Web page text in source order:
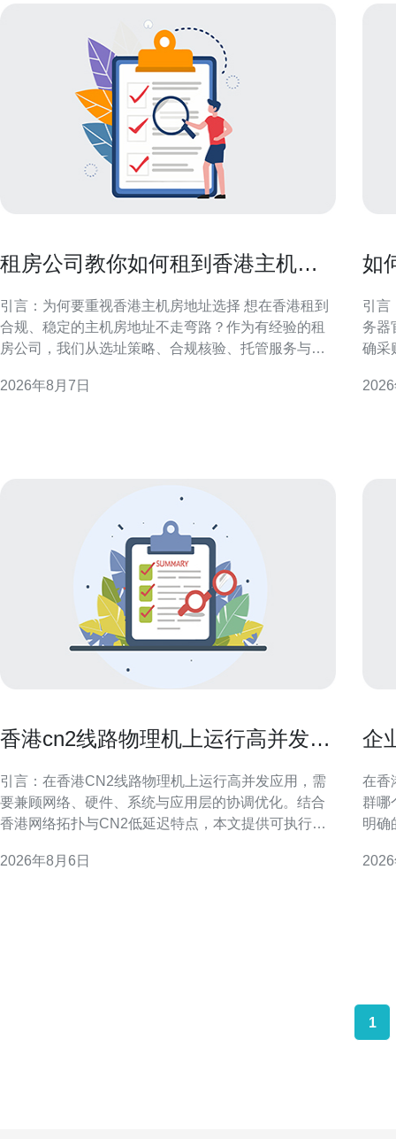
租房公司教你如何租到香港主机房
引言：为何要重视香港主机房地址选择 想在香港租到
合规、稳定的主机房地址不走弯路？作为有经验的租
房公司，我们从选址策略、合规核验、托管服务与实
影响网络连通和法律合规，也直接关系到业务连续性
2026年8月7日
如
引言：明
务器
确采
重官
香港cn2线路物理机上运行高并发应
引言：在香港CN2线路物理机上运行高并发应用，需
要兼顾网络、硬件、系统与应用层的协调优化。结合
香港网络拓扑与CN2低延迟特点，本文提供可执行的
低延迟并增强稳定性，适合面向本地与区域性GEO搜
2026年8月6日
企
在香
群哪
明确
衡，确
1